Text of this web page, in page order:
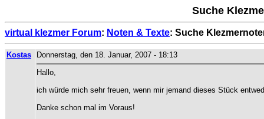
Suche
virtual klezmer Forum: Noten & Texte: Suche
Kostas
Donnerstag, den 18. Januar, 2007 - 18:13
Hallo,
ich würde mich sehr freuen, wenn mir jemand dieses Stück
Danke schon mal im Voraus!